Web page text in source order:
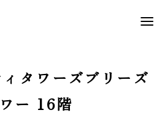
タワーズブリーズ
ー 16階